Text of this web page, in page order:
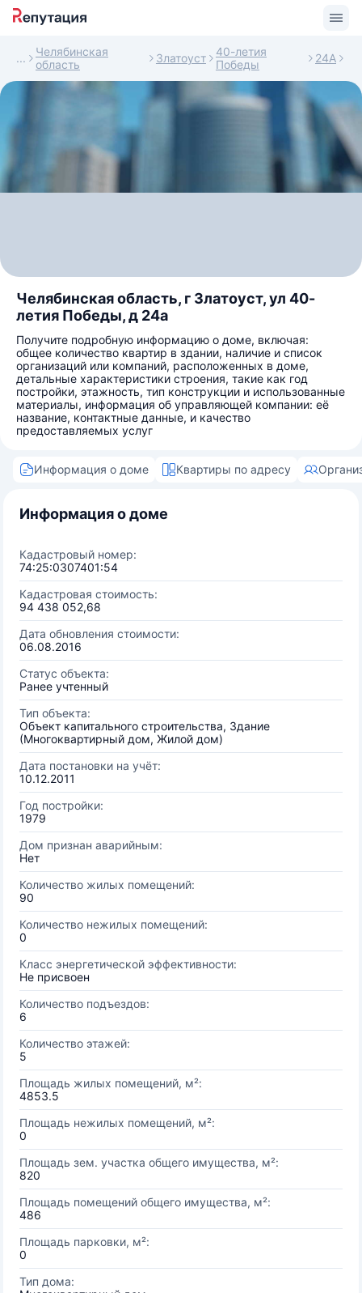
Челябинская
область
Златоуст
40-летия
Победы
24А
Челябинская область, г Златоуст, ул 40-
летия Победы, д 24а
Получите подробную информацию о доме, включая:
общее количество квартир в здании, наличие и список
организаций или компаний, расположенных в доме,
детальные характеристики строения, такие как год
постройки, этажность, тип конструкции и использованные
материалы, информация об управляющей компании: её
название, контактные данные, и качество
предоставляемых услуг
Информация о доме Квартиры по адресу
Информация о доме
Кадастровый номер:
74:25:0307401:54
Кадастровая стоимость:
94 438 052,68
Дата обновления стоимости:
06.08.2016
Статус объекта:
Ранее учтенный
Тип объекта:
Объект капитального строительства, Здание
(Многоквартирный дом, Жилой дом)
Дата постановки на учёт:
10.12.2011
Год постройки:
1979
Дом признан аварийным:
Нет
Количество жилых помещений:
90
Количество нежилых помещений:
0
Класс энергетической эффективности:
Не присвоен
Количество подъездов:
6
Количество этажей:
5
Площадь жилых помещений, м²:
4853.5
Площадь нежилых помещений, м²:
0
Площадь зем. участка общего имущества, м²:
820
Площадь помещений общего имущества, м²:
486
Площадь парковки, м²:
0
Тип дома: